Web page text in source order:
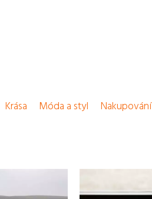
Krása Móda a styl Nakupování